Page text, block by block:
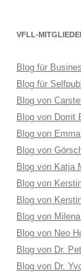
VFLL-
Blog für
Blog für
Blog von
Blog von Dorrit
Blog von
Blog von
Blog von Katja
Blog von
Blog von
Blog von
Blog von Neo
Blog von Dr.
Blog von Dr.